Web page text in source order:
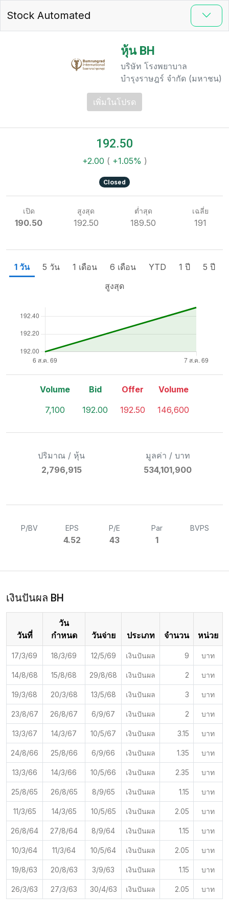
Stock Automated
หุ้น BH
บริษัท โรงพยาบาล
บำรุงราษฎร์ จำกัด (มหาชน)
เพิ่มในโปรด
192.50
+2.00 ( +1.05% )
Closed
เปิด
190.50
สูงสุด
192.50
ต่ำสุด
189.50
เฉลี่ย
191
1 วัน 5 วัน 1 เดือน 6 เดือน YTD 1 ปี
5 ปี
สูงสุด
Volume
7,100
Bid
192.00
Offer
192.50
Volume
146,600
ปริมาณ / หุ้น
2,796,915
มูลค่า / บาท
534,101,900
P/BV EPS
4.52
P/E
43
Par
1
BVPS
เงินปันผล BH
วันที่
วัน
กำหนด
วันจ่าย ประเภท จำนวน หน่วย
17/3/69 18/3/69 12/5/69 เงินปันผล 9 บาท
14/8/68 15/8/68 29/8/68 เงินปันผล 2 บาท
19/3/68 20/3/68 13/5/68 เงินปันผล 3 บาท
23/8/67 26/8/67 6/9/67 เงินปันผล 2 บาท
13/3/67 14/3/67 10/5/67 เงินปันผล 3.15 บาท
24/8/66 25/8/66 6/9/66 เงินปันผล 1.35 บาท
13/3/66 14/3/66 10/5/66 เงินปันผล 2.35 บาท
25/8/65 26/8/65 8/9/65 เงินปันผล 1.15 บาท
11/3/65 14/3/65 10/5/65 เงินปันผล 2.05 บาท
26/8/64 27/8/64 8/9/64 เงินปันผล 1.15 บาท
10/3/64 11/3/64 10/5/64 เงินปันผล 2.05 บาท
19/8/63 20/8/63 3/9/63 เงินปันผล 1.15 บาท
26/3/63 27/3/63 30/4/63 เงินปันผล 2.05 บาท